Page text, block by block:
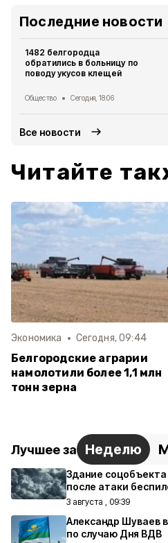
Последние новости
1482 белгородца
обратились в больницу по
поводу укусов клещей
Общество Сегодня, 18:06
Все новости
Читайте
Экономика Сегодня, 09:44
Белгородские аграрии
намолотили более 1,1 млн
тонн зерна
Лучшее за Неделю
Здание соцобъекта
после атаки
3 августа , 09:39
Александр Шуваев
по случаю Дня ВДВ